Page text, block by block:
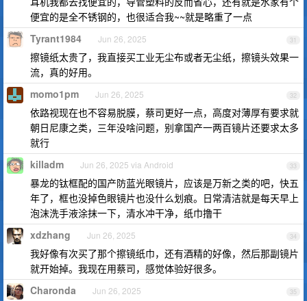
便宜的是全不锈钢的，也很适合我~~就是略重了一点
31
Tyrant1984 Jun 26, 2025
擦镜纸太贵了，我直接买工业无尘布或者无尘纸，擦镜头效果一
流，真的好用。
32
momo1pm Jun 26, 2025
依路视现在也不容易脱膜，蔡司更好一点，高度对薄厚有要求就
朝日尼康之类，三年没啥问题，别拿国产一两百镜片还要求太多
就行
33
killadm Jun 26, 2025 via Android
暴龙的钛框配的国产防蓝光眼镜片，应该是万新之类的吧，快五
年了，框也没掉色眼镜片也没什么划痕。日常清洁就是每天早上
泡沫洗手液涂抹一下，清水冲干净，纸巾撸干
34
xdzhang Jun 26, 2025
我好像有次买了那个擦镜纸巾，还有酒精的好像，然后那副镜片
就开始掉。我现在用蔡司，感觉体验好很多。
35
Charonda Jun 26, 2025